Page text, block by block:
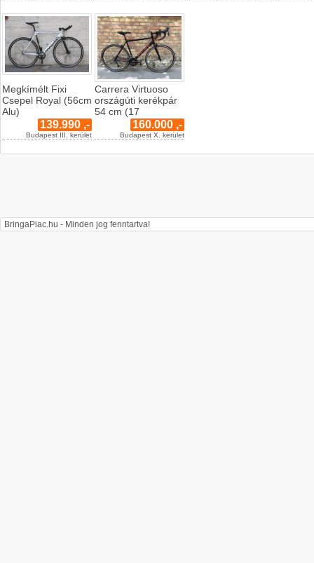
Megkímélt Fixi
Csepel Royal (56cm
Alu)
139.990 ,-
Budapest III. kerület
Carrera Virtuoso
országúti kerékpár
54 cm (17
160.000 ,-
Budapest X. kerület
BringaPiac.hu - Minden jog fenntartva!